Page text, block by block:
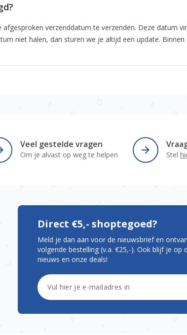
verzenddatum te verzenden. Deze datum
niet halen, dan sturen we je altijd een update.
Veel gestelde vragen
Om je alvast op weg te helpen Stel
Direct €5,- shoptegoed?
Meld je dan aan voor de nieuwsbrief en
volgende bestelling (v.a. €25,-). Ook blijf je op
nieuws en onze deals!
E-mailadres